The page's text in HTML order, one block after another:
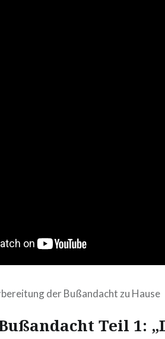
der Bußandacht zu Hause
Teil 1: